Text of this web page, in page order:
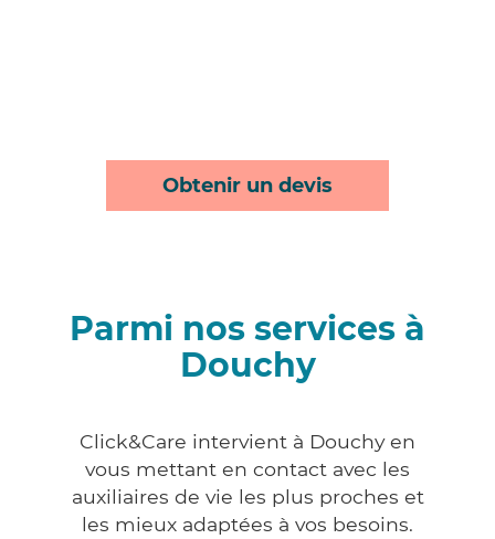
Obtenir un devis
Parmi nos services à
Douchy
Click&Care intervient à Douchy en
vous mettant en contact avec les
auxiliaires de vie les plus proches et
les mieux adaptées à vos besoins.